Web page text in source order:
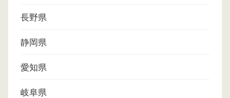
長野県
静岡県
愛知県
岐阜県